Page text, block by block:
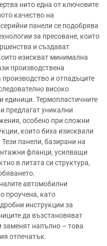
нито една от ключовите
качество на
панели се подобрява
за пресоване, които
и създават
изискват минимална
производствена
и отпадъците
високо
единици. Термопластичните
предлагат уникални
особено при сложни
които биха изисквали
панели, базирани на
фланци, усилващи
в литата си структура,
автомобилни
проучена, като
инструкции за
да възстановяват
заменят напълно – това
отпечатък.